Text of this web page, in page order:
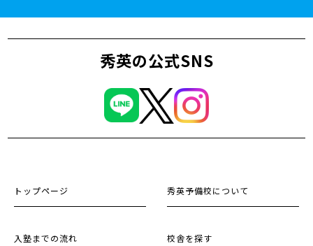
秀英の公式SNS
トップページ 秀英予備校について
入塾までの流れ 校舎を探す